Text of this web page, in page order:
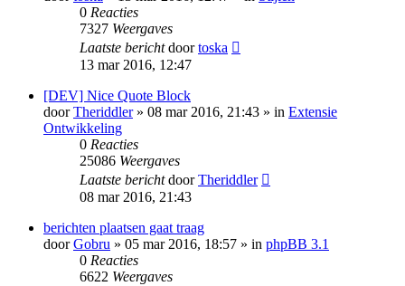
0 Reacties
7327 Weergaves
Laatste berichtdoortoska
13 mar 2016, 12:47
[DEV] Nice Quote Block
doorTheriddler» 08 mar 2016, 21:43 » in Extensie
Ontwikkeling
0 Reacties
25086 Weergaves
Laatste berichtdoorTheriddler
08 mar 2016, 21:43
berichten plaatsen gaat traag
doorGobru » 05 mar 2016, 18:57 » in phpBB 3.1
0 Reacties
6622 Weergaves